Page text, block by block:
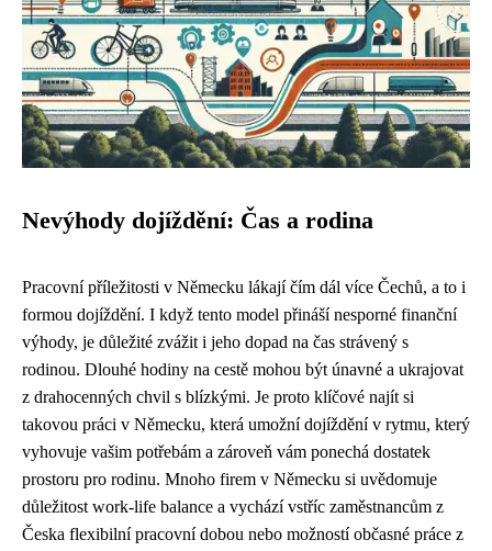
Nevýhody dojíždění: Čas a rodina
Pracovní příležitosti v Německu lákají čím dál více Čechů, a to i
formou dojíždění. I když tento model přináší nesporné finanční
výhody, je důležité zvážit i jeho dopad na čas strávený s
rodinou. Dlouhé hodiny na cestě mohou být únavné a ukrajovat
z drahocenných chvil s blízkými. Je proto klíčové najít si
takovou práci v Německu, která umožní dojíždění v rytmu, který
vyhovuje vašim potřebám a zároveň vám ponechá dostatek
prostoru pro rodinu. Mnoho firem v Německu si uvědomuje
důležitost work-life balance a vychází vstříc zaměstnancům z
Česka flexibilní pracovní dobou nebo možností občasné práce z